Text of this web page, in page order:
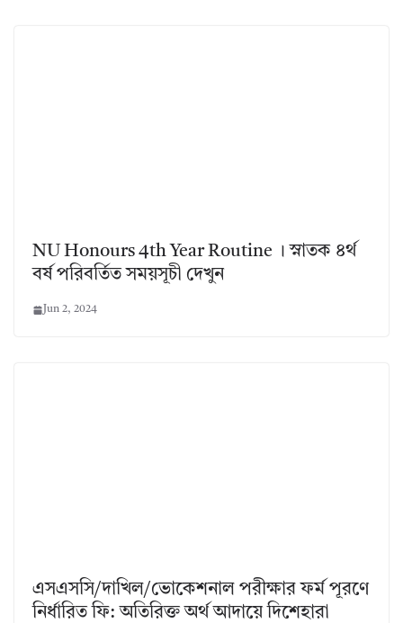
NU Honours 4th Year Routine । স্নাতক ৪র্থ
বর্ষ পরিবর্তিত সময়সূচী দেখুন
Jun 2, 2024
এসএসসি/দাখিল/ভোকেশনাল পরীক্ষার ফর্ম পূরণে
নির্ধারিত ফি: অতিরিক্ত অর্থ আদায়ে দিশেহারা